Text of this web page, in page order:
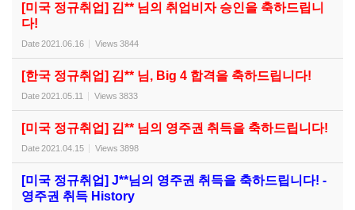
[미국 정규취업] 김** 님의 취업비자 승인을 축하드립니
다!
Date2021.06.16 Views 3844
[한국 정규취업] 김** 님, Big 4 합격을 축하드립니다!
Date2021.05.11 Views 3833
[미국 정규취업] 김** 님의 영주권 취득을 축하드립니다!
Date2021.04.15 Views 3898
[미국 정규취업] J**님의 영주권 취득을 축하드립니다! -
영주권 취득 History